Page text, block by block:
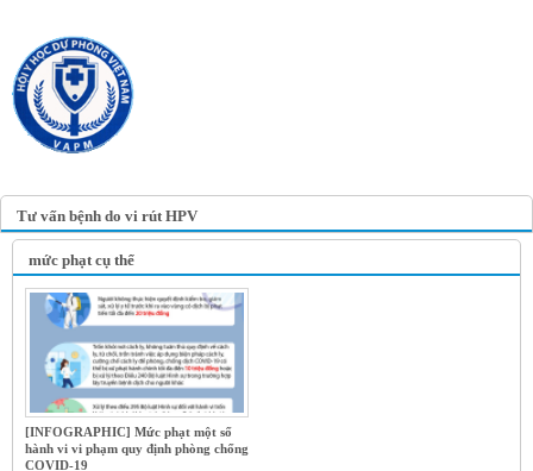
Tư vấn bệnh do vi rút HPV
mức phạt cụ thể
[INFOGRAPHIC] Mức phạt một số
hành vi vi phạm quy định phòng chống
COVID-19